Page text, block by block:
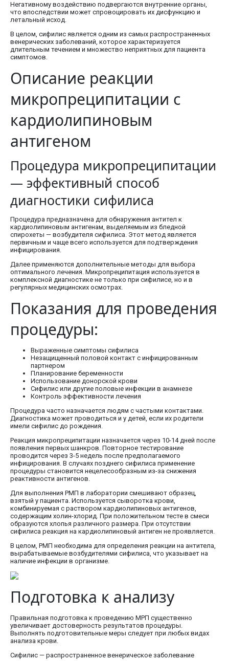
Негативному воздействию подвергаются внутренние органы,
что впоследствии может спровоцировать их дисфункцию и
летальный исход.
В целом, сифилис является одним из самых распространенных
венерических заболеваний, которое характеризуется
длительным течением и множество неприятных для пациента
симптомов.
Описание реакции
микропреципитации с
кардиолипиновым
антигеном
Процедура микропреципитации
— эффективный способ
диагностики сифилиса
Процедура предназначена для обнаружения антител к
кардиолипиновым антигенам, выделяемым из бледной
спирохеты — возбудителя сифилиса. Этот метод является
первичным и чаще всего используется для подтверждения
инфицирования.
Далее применяются дополнительные методы для выбора
оптимального лечения. Микропреципитация используется в
комплексной диагностике не только при сифилисе, но и в
регулярных медицинских осмотрах.
Показания для проведения
процедуры:
Выраженные симптомы сифилиса
Незащищенный половой контакт с инфицированным
партнером
Планирование беременности
Использование донорской крови
Сифилис или другие половые инфекции в анамнезе
Контроль эффективности лечения
Процедура часто назначается людям с частыми контактами.
Диагностика может проводиться и у детей, если их родители
имели сифилис до рождения.
Реакция микропреципитации назначается через 10-14 дней после
появления первых шанкров. Повторное тестирование
проводится через 3-5 недель после предполагаемого
инфицирования. В случаях позднего сифилиса применение
процедуры становится нецелесообразным из-за снижения
реактивности антигенов.
Для выполнения РМП в лаборатории смешивают образец,
взятый у пациента. Используется сыворотка крови,
комбинируемая с раствором кардиолипиновых антигенов,
содержащим холин-хлорид. При положительном тесте в смеси
образуются хлопья различного размера. При отсутствии
сифилиса реакция на кардиолипиновый антиген не проявляется.
В целом, РМП необходима для определения реакции на антитела,
вырабатываемые возбудителями сифилиса, что указывает на
наличие инфекции в организме.
Подготовка к анализу
Правильная подготовка к проведению МРП существенно
увеличивает достоверность результатов процедуры.
Выполнять подготовительные меры следует при любых видах
анализа крови.
Сифилис — распространенное венерическое заболевание